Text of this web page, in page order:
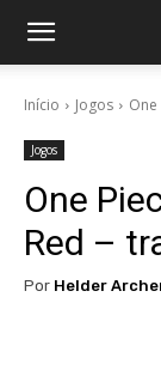
Início Jogos
Jogos
One
Red –
Por Helder